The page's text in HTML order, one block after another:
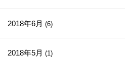
2018年6月 (6)
2018年5月 (1)